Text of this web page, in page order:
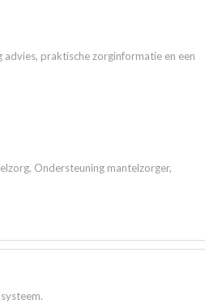
praktische zorginformatie en een
Ondersteuning mantelzorger,